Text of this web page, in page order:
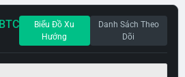
Biểu Đồ Xu
Hướng
Danh Sách Theo
Dõi